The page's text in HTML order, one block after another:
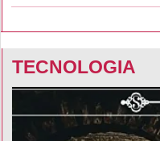
TECNOLOGIA